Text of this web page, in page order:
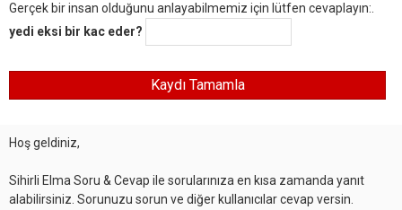
Gerçek bir insan olduğunu anlayabilmemiz için lütfen cevaplayın:.
yedi eksi bir kac eder?
Hoş geldiniz,
Sihirli Elma Soru & Cevap ile sorularınıza en kısa zamanda yanıt
alabilirsiniz. Sorunuzu sorun ve diğer kullanıcılar cevap versin.